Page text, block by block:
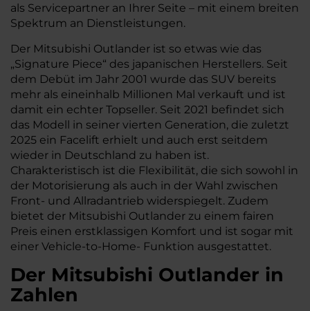
als Servicepartner an Ihrer Seite – mit einem breiten
Spektrum an Dienstleistungen.
Der Mitsubishi Outlander ist so etwas wie das
„Signature Piece“ des japanischen Herstellers. Seit
dem Debüt im Jahr 2001 wurde das SUV bereits
mehr als eineinhalb Millionen Mal verkauft und ist
damit ein echter Topseller. Seit 2021 befindet sich
das Modell in seiner vierten Generation, die zuletzt
2025 ein Facelift erhielt und auch erst seitdem
wieder in Deutschland zu haben ist.
Charakteristisch ist die Flexibilität, die sich sowohl in
der Motorisierung als auch in der Wahl zwischen
Front- und Allradantrieb widerspiegelt. Zudem
bietet der Mitsubishi Outlander zu einem fairen
Preis einen erstklassigen Komfort und ist sogar mit
einer Vehicle-to-Home- Funktion ausgestattet.
Der Mitsubishi Outlander in
Zahlen